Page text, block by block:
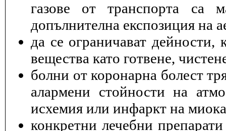
газове от транспорта са
допълнителна експозиция на
да се ограничават
вещества като готвене,
болни от коронарна болест
алармени стойности на
исхемия или инфаркт на
конкретни лечебни